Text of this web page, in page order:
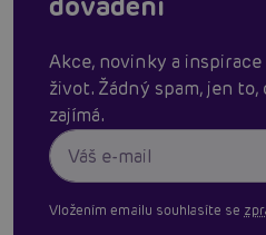
Akce, novinky a
život. Žádný spam, jen
zajímá.
Vložením emailu souhlasíte se